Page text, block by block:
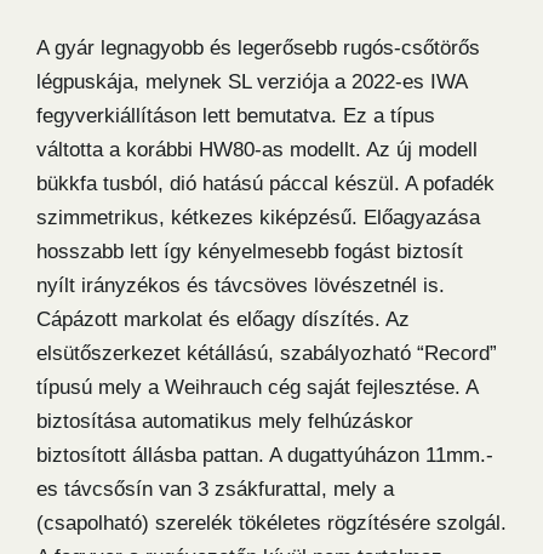
A gyár legnagyobb és legerősebb rugós-csőtörős
légpuskája, melynek SL verziója a 2022-es IWA
fegyverkiállításon lett bemutatva. Ez a típus
váltotta a korábbi HW80-as modellt. Az új modell
bükkfa tusból, dió hatású páccal készül. A pofadék
szimmetrikus, kétkezes kiképzésű. Előagyazása
hosszabb lett így kényelmesebb fogást biztosít
nyílt irányzékos és távcsöves lövészetnél is.
Cápázott markolat és előagy díszítés. Az
elsütőszerkezet kétállású, szabályozható “Record”
típusú mely a Weihrauch cég saját fejlesztése. A
biztosítása automatikus mely felhúzáskor
biztosított állásba pattan. A dugattyúházon 11mm.-
es távcsősín van 3 zsákfurattal, mely a
(csapolható) szerelék tökéletes rögzítésére szolgál.